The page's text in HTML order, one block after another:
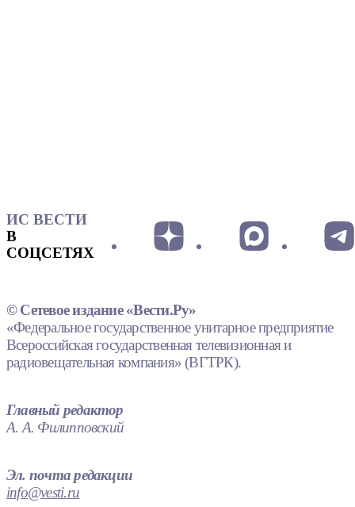
ИС ВЕСТИ
В
СОЦСЕТЯХ
© Сетевое издание «Вести.Ру»
«Федеральное государственное унитарное предприятие
Всероссийская государственная телевизионная и
радиовещательная компания» (ВГТРК).
Главный редактор
А. А. Филипповский
Эл. почта редакции
info@vesti.ru